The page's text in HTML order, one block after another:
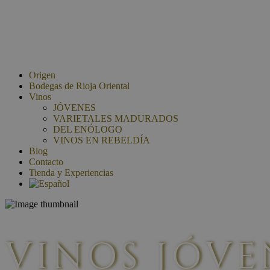
Origen
Bodegas de Rioja Oriental
Vinos
JÓVENES
VARIETALES MADURADOS
DEL ENÓLOGO
VINOS EN REBELDÍA
Blog
Contacto
Tienda y Experiencias
VINOS